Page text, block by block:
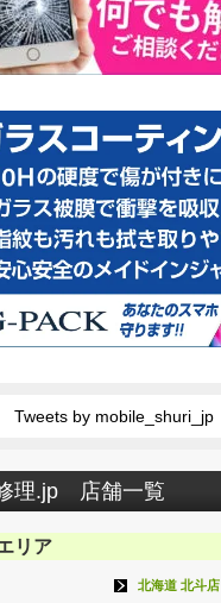
Tweets by mobile_shuri_jp
理.jp 店舗一覧
リア
北海道 北斗店